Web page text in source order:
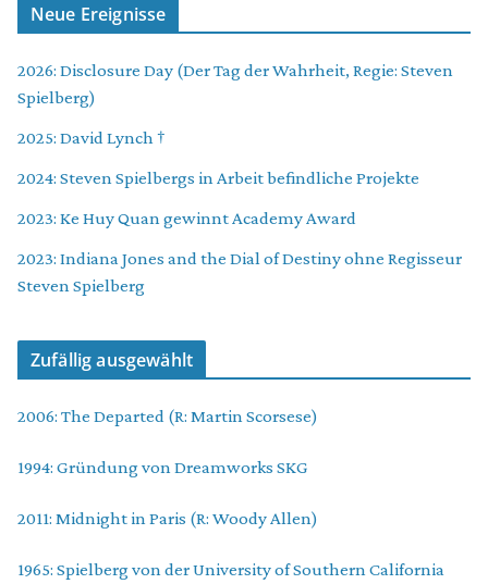
Neue Ereignisse
2026: Disclosure Day (Der Tag der Wahrheit, Regie: Steven
Spielberg)
2025: David Lynch †
2024: Steven Spielbergs in Arbeit befindliche Projekte
2023: Ke Huy Quan gewinnt Academy Award
2023: Indiana Jones and the Dial of Destiny ohne Regisseur
Steven Spielberg
Zufällig ausgewählt
2006: The Departed (R: Martin Scorsese)
1994: Gründung von Dreamworks SKG
2011: Midnight in Paris (R: Woody Allen)
1965: Spielberg von der University of Southern California